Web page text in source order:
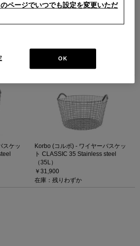
（18L）
￥27,500
在庫：在庫あり
スケッ
Korbo (コルボ) - ワイヤーバスケッ
ト CLASSIC 35 Stainless steel
（35L）
￥31,900
在庫：残りわずか
ページでいつでも設定を変更いただ
OK